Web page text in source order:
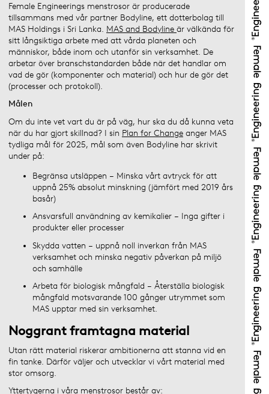
Female Engineerings menstrosor är producerade
tillsammans med vår partner Bodyline, ett dotterbolag till
MAS Holdings i Sri Lanka. MAS and Bodyline är välkända för
sitt långsiktiga arbete med att vårda planeten och
människor, både inom och utanför sin verksamhet. De
arbetar över branschstandarden både när det handlar om
vad de gör (komponenter och material) och hur de gör det
(processer och protokoll).
Målen
Om du inte vet vart du är på väg, hur ska du då kunna veta
när du har gjort skillnad? I sin Plan for Change anger MAS
tydliga mål för 2025, mål som även Bodyline har skrivit
under på:
Begränsa utsläppen – Minska vårt avtryck för att
uppnå 25% absolut minskning (jämfört med 2019 års
basår)
Ansvarsfull användning av kemikalier – Inga gifter i
produkter eller processer
Skydda vatten – uppnå noll inverkan från MAS
verksamhet och minska negativ påverkan på miljö
och samhälle
Arbeta för biologisk mångfald – Återställa biologisk
mångfald motsvarande 100 gånger utrymmet som
MAS upptar med sin verksamhet.
Noggrant framtagna material
Utan rätt material riskerar ambitionerna att stanna vid en
fin tanke. Därför väljer och utvecklar vi vårt material med
stor omsorg.
Yttertygerna i våra menstrosor består av: